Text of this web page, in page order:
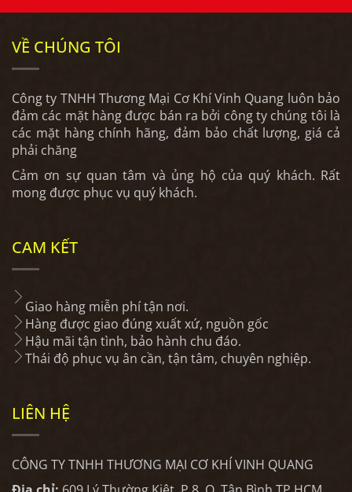
VỀ CHÚNG TÔI
Công ty TNHH Thương Mại Cơ Khí Vinh Quang luôn bảo
đảm các mặt hàng được bán ra bởi công ty chúng tôi là
các mặt hàng chính hãng, đảm bảo chất lượng, giá cả
phải chăng
Cảm ơn sự quan tâm và ủng hộ của quý khách. Rất
mong được phục vụ quý khách.
CAM KẾT
Giao hàng miễn phí tận nơi.
Hàng được giao đúng xuất xứ, nguồn gốc
Hậu mãi tận tình, bảo hành chu đáo.
Thái độ phục vụ ân cần, tận tâm, chuyên nghiệp.
LIÊN HỆ
CÔNG TY TNHH THƯƠNG MẠI CƠ KHÍ VINH QUANG